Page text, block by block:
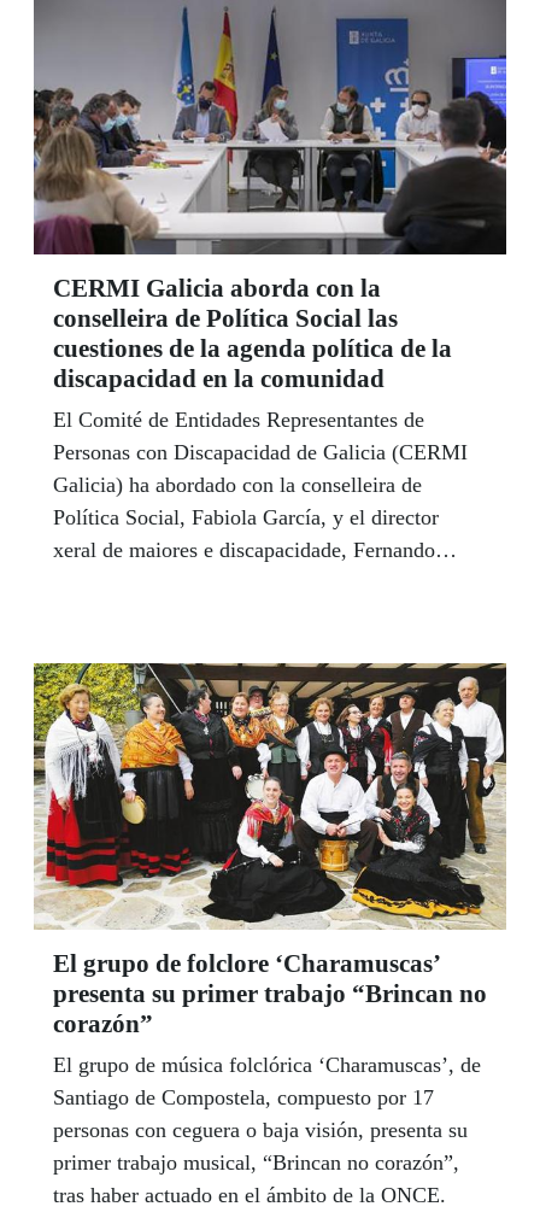
CERMI Galicia aborda con la
conselleira de Política Social las
cuestiones de la agenda política de la
discapacidad en la comunidad
El Comité de Entidades Representantes de
Personas con Discapacidad de Galicia (CERMI
Galicia) ha abordado con la conselleira de
Política Social, Fabiola García, y el director
xeral de maiores e discapacidade, Fernando
El grupo de folclore ‘Charamuscas’
presenta su primer trabajo “Brincan no
corazón”
El grupo de música folclórica ‘Charamuscas’, de
Santiago de Compostela, compuesto por 17
personas con ceguera o baja visión, presenta su
primer trabajo musical, “Brincan no corazón”,
tras haber actuado en el ámbito de la ONCE.